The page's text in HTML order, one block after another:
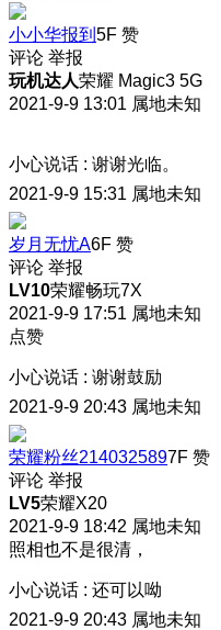
小小华报到 5F 赞
评论 举报
玩机达人荣耀 Magic3 5G
2021-9-9 13:01 属地未知
小心说话 : 谢谢光临。
2021-9-9 15:31 属地未知
岁月无忧A6F 赞
评论 举报
LV10荣耀畅玩7X
2021-9-9 17:51 属地未知
点赞
小心说话 : 谢谢鼓励
2021-9-9 20:43 属地未知
荣耀粉丝2140325897F 赞
评论 举报
LV5荣耀X20
2021-9-9 18:42 属地未知
照相也不是很清，
小心说话 : 还可以呦
2021-9-9 20:43 属地未知